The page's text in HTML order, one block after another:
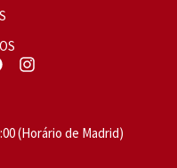
(Horário de Madrid)